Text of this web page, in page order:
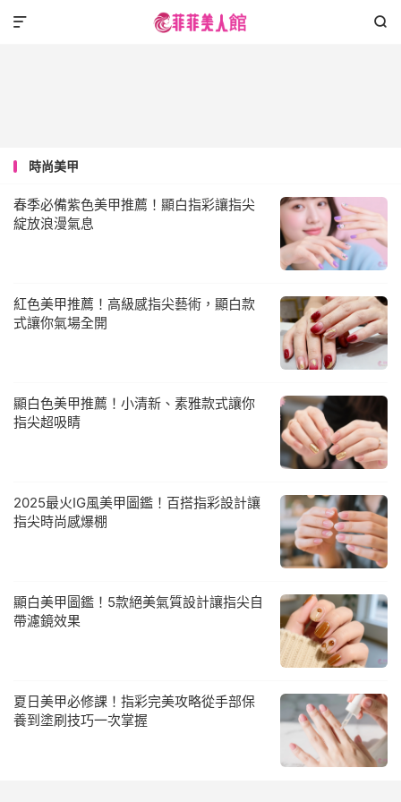


時尚美甲
春季必備紫色美甲推薦！顯白指彩讓指尖
綻放浪漫氣息
紅色美甲推薦！高級感指尖藝術，顯白款
式讓你氣場全開
顯白色美甲推薦！小清新、素雅款式讓你
指尖超吸睛
2025最火IG風美甲圖鑑！百搭指彩設計讓
指尖時尚感爆棚
顯白美甲圖鑑！5款絕美氣質設計讓指尖自
帶濾鏡效果
夏日美甲必修課！指彩完美攻略從手部保
養到塗刷技巧一次掌握